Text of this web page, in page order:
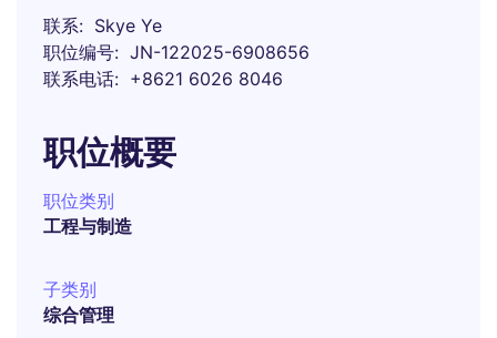
联系
Skye Ye
职位编号
JN-122025-6908656
联系电话
+8621 6026 8046
职位概要
职位类别
工程与制造
子类别
综合管理